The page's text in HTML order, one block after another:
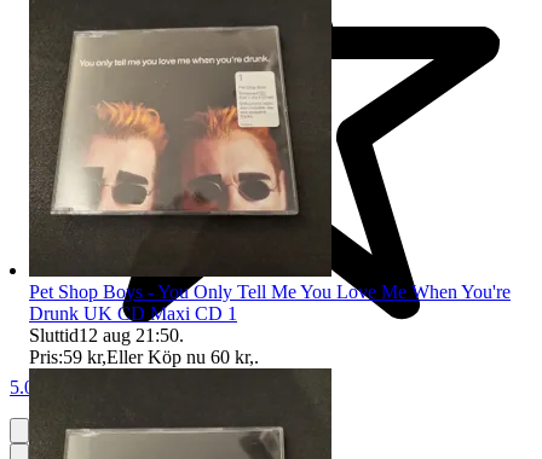
5.0
Pet Shop Boys - You Only Tell Me You Love Me When You're
Drunk UK CD Maxi CD 1
Sluttid12 aug 21:50.
Pris:59 kr,Eller Köp nu 60 kr,.